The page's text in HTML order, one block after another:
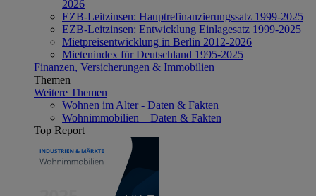
2026
EZB-Leitzinsen: Hauptrefinanzierungssatz 1999-2025
EZB-Leitzinsen: Entwicklung Einlagesatz 1999-2025
Mietpreisentwicklung in Berlin 2012-2026
Mietenindex für Deutschland 1995-2025
Finanzen, Versicherungen & Immobilien
Themen
Weitere Themen
Wohnen im Alter - Daten & Fakten
Wohnimmobilien – Daten & Fakten
Top Report